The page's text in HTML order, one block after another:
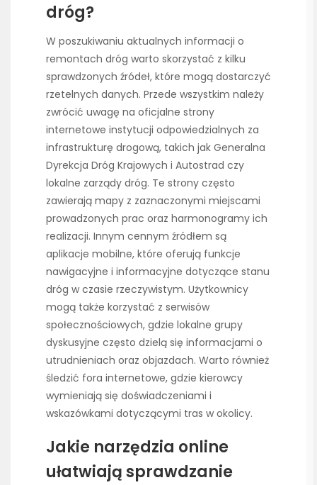
dróg?
W poszukiwaniu aktualnych informacji o
remontach dróg warto skorzystać z kilku
sprawdzonych źródeł, które mogą dostarczyć
rzetelnych danych. Przede wszystkim należy
zwrócić uwagę na oficjalne strony
internetowe instytucji odpowiedzialnych za
infrastrukturę drogową, takich jak Generalna
Dyrekcja Dróg Krajowych i Autostrad czy
lokalne zarządy dróg. Te strony często
zawierają mapy z zaznaczonymi miejscami
prowadzonych prac oraz harmonogramy ich
realizacji. Innym cennym źródłem są
aplikacje mobilne, które oferują funkcje
nawigacyjne i informacyjne dotyczące stanu
dróg w czasie rzeczywistym. Użytkownicy
mogą także korzystać z serwisów
społecznościowych, gdzie lokalne grupy
dyskusyjne często dzielą się informacjami o
utrudnieniach oraz objazdach. Warto również
śledzić fora internetowe, gdzie kierowcy
wymieniają się doświadczeniami i
wskazówkami dotyczącymi tras w okolicy.
Jakie narzędzia online
ułatwiają sprawdzanie